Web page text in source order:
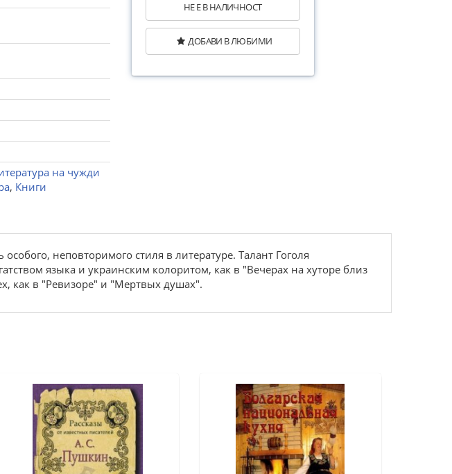
на чужди
, Книги
НЕ Е В НАЛИЧНОСТ
ДОБАВИ В ЛЮБИМИ
неповторимого стиля в литературе. Талант Гоголя
языка и украинским колоритом, как в "Вечерах на хуторе близ
как в "Ревизоре" и "Мертвых душах".